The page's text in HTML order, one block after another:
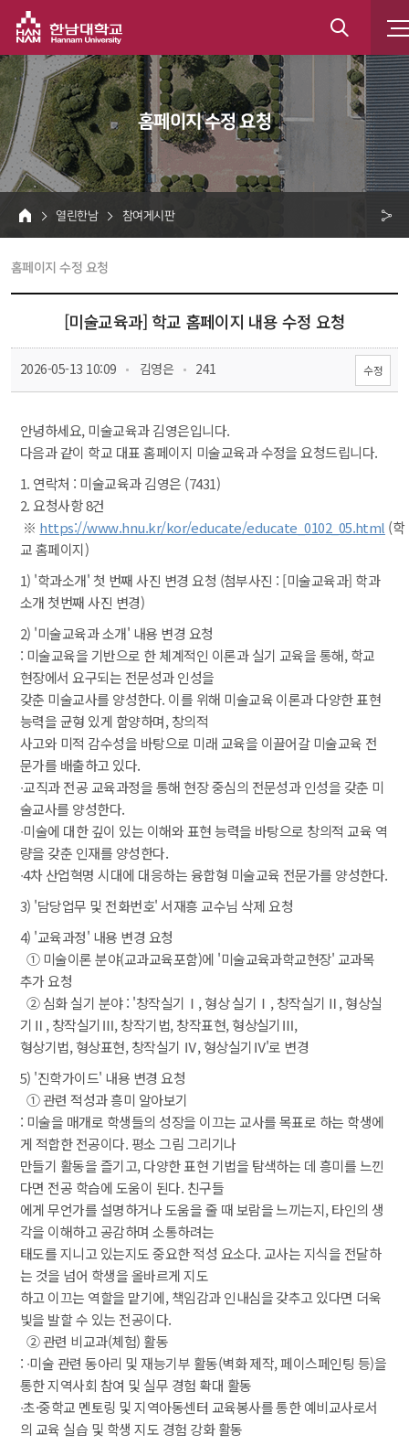
통
합
검
홈페이지 수정 요청
HOME
열린한남 참여게시판
유
홈페이지 수정 요청
[미술교육과] 학교 홈페이지 내용 수정 요청
2026-05-13 10:09 김영은 241 수정
안녕하세요, 미술교육과 김영은입니다.
다음과 같이 학교 대표 홈페이지 미술교육과 수정을 요청드립니다.
1. 연락처 : 미술교육과 김영은 (7431)
2. 요청사항 8건
※ https://www.hnu.kr/kor/educate/educate_0102_05.html (학
교 홈페이지)
1) '학과소개' 첫 번째 사진 변경 요청 (첨부사진 : [미술교육과] 학과
소개 첫번째 사진 변경)
2) '미술교육과 소개' 내용 변경 요청
: 미술교육을 기반으로 한 체계적인 이론과 실기 교육을 통해, 학교
현장에서 요구되는 전문성과 인성을
갖춘 미술교사를 양성한다. 이를 위해 미술교육 이론과 다양한 표현
능력을 균형 있게 함양하며, 창의적
사고와 미적 감수성을 바탕으로 미래 교육을 이끌어갈 미술교육 전
문가를 배출하고 있다.
∙교직과 전공 교육과정을 통해 현장 중심의 전문성과 인성을 갖춘 미
술교사를 양성한다.
∙미술에 대한 깊이 있는 이해와 표현 능력을 바탕으로 창의적 교육 역
량을 갖춘 인재를 양성한다.
∙4차 산업혁명 시대에 대응하는 융합형 미술교육 전문가를 양성한다.
3) '담당업무 및 전화번호' 서재흥 교수님 삭제 요청
4) '교육과정' 내용 변경 요청
① 미술이론 분야(교과교육포함)에 '미술교육과학교현장' 교과목
추가 요청
② 심화 실기 분야 : '창작실기Ⅰ, 형상 실기Ⅰ, 창작실기Ⅱ, 형상실
기Ⅱ, 창작실기Ⅲ, 창작기법, 창작표현, 형상실기Ⅲ,
형상기법, 형상표현, 창작실기 Ⅳ, 형상실기Ⅳ'로 변경
5) '진학가이드' 내용 변경 요청
① 관련 적성과 흥미 알아보기
: 미술을 매개로 학생들의 성장을 이끄는 교사를 목표로 하는 학생에
게 적합한 전공이다. 평소 그림 그리기나
만들기 활동을 즐기고, 다양한 표현 기법을 탐색하는 데 흥미를 느낀
다면 전공 학습에 도움이 된다. 친구들
에게 무언가를 설명하거나 도움을 줄 때 보람을 느끼는지, 타인의 생
각을 이해하고 공감하며 소통하려는
태도를 지니고 있는지도 중요한 적성 요소다. 교사는 지식을 전달하
는 것을 넘어 학생을 올바르게 지도
하고 이끄는 역할을 맡기에, 책임감과 인내심을 갖추고 있다면 더욱
빛을 발할 수 있는 전공이다.
② 관련 비교과(체험) 활동
: ∙미술 관련 동아리 및 재능기부 활동(벽화 제작, 페이스페인팅 등)을
통한 지역사회 참여 및 실무 경험 확대 활동
∙초·중학교 멘토링 및 지역아동센터 교육봉사를 통한 예비교사로서
의 교육 실습 및 학생 지도 경험 강화 활동